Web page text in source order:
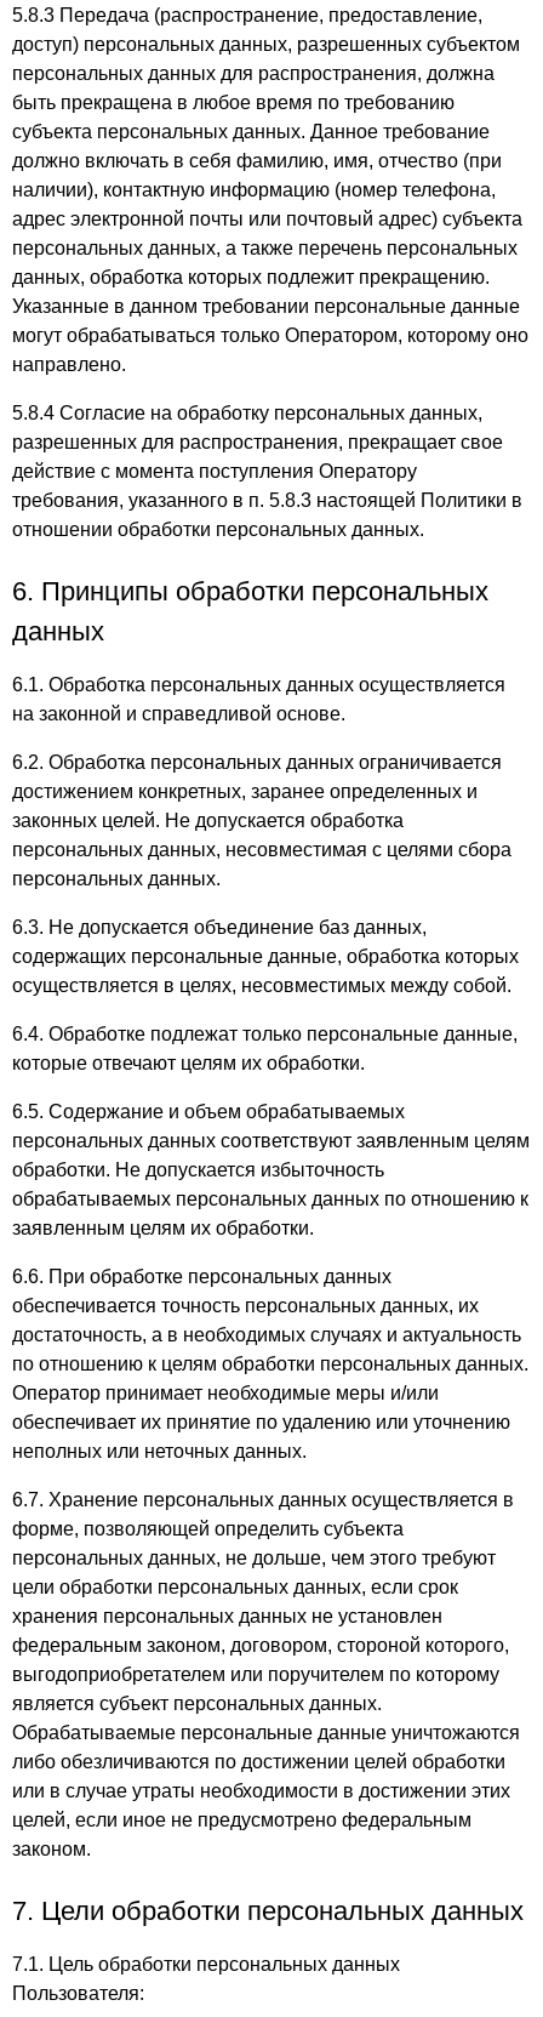
5.8.3 Передача (распространение, предоставление,
доступ) персональных данных, разрешенных субъектом
персональных данных для распространения, должна
быть прекращена в любое время по требованию
субъекта персональных данных. Данное требование
должно включать в себя фамилию, имя, отчество (при
наличии), контактную информацию (номер телефона,
адрес электронной почты или почтовый адрес) субъекта
персональных данных, а также перечень персональных
данных, обработка которых подлежит прекращению.
Указанные в данном требовании персональные данные
могут обрабатываться только Оператором, которому оно
направлено.
5.8.4 Согласие на обработку персональных данных,
разрешенных для распространения, прекращает свое
действие с момента поступления Оператору
требования, указанного в п. 5.8.3 настоящей Политики в
отношении обработки персональных данных.
6. Принципы обработки персональных
данных
6.1. Обработка персональных данных осуществляется
на законной и справедливой основе.
6.2. Обработка персональных данных ограничивается
достижением конкретных, заранее определенных и
законных целей. Не допускается обработка
персональных данных, несовместимая с целями сбора
персональных данных.
6.3. Не допускается объединение баз данных,
содержащих персональные данные, обработка которых
осуществляется в целях, несовместимых между собой.
6.4. Обработке подлежат только персональные данные,
которые отвечают целям их обработки.
6.5. Содержание и объем обрабатываемых
персональных данных соответствуют заявленным целям
обработки. Не допускается избыточность
обрабатываемых персональных данных по отношению к
заявленным целям их обработки.
6.6. При обработке персональных данных
обеспечивается точность персональных данных, их
достаточность, а в необходимых случаях и актуальность
по отношению к целям обработки персональных данных.
Оператор принимает необходимые меры и/или
обеспечивает их принятие по удалению или уточнению
неполных или неточных данных.
6.7. Хранение персональных данных осуществляется в
форме, позволяющей определить субъекта
персональных данных, не дольше, чем этого требуют
цели обработки персональных данных, если срок
хранения персональных данных не установлен
федеральным законом, договором, стороной которого,
выгодоприобретателем или поручителем по которому
является субъект персональных данных.
Обрабатываемые персональные данные уничтожаются
либо обезличиваются по достижении целей обработки
или в случае утраты необходимости в достижении этих
целей, если иное не предусмотрено федеральным
законом.
7. Цели обработки персональных данных
7.1. Цель обработки персональных данных
Пользователя: